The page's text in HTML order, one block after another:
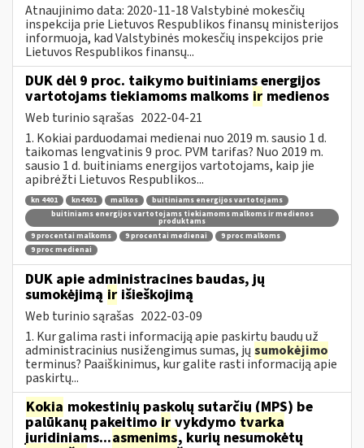
Atnaujinimo data: 2020-11-18 Valstybinė mokesčių
inspekcija prie Lietuvos Respublikos finansų ministerijos
informuoja, kad Valstybinės mokesčių inspekcijos prie
Lietuvos Respublikos finansų...
DUK dėl 9 proc. taikymo buitiniams energijos
vartotojams tiekiamoms malkoms ir medienos
Web turinio sąrašas 2022-04-21
1. Kokiai parduodamai medienai nuo 2019 m. sausio 1 d.
taikomas lengvatinis 9 proc. PVM tarifas? Nuo 2019 m.
sausio 1 d. buitiniams energijos vartotojams, kaip jie
apibrėžti Lietuvos Respublikos...
kn 4401 kn4401 malkos
buitiniams energijos vartotojams
buitiniams energijos vartotojams tiekiamoms malkoms ir medienos
produktams
9 procentai malkoms
9 procentai medienai
9 proc malkoms
9 proc medienai
DUK apie administracines baudas, jų
sumokėjimą ir išieškojimą
Web turinio sąrašas 2022-03-09
1. Kur galima rasti informaciją apie paskirtų baudų už
administracinius nusižengimus sumas, jų sumokėjimo
terminus? Paaiškinimus, kur galite rasti informaciją apie
paskirtų...
Kokia mokestinių paskolų sutarčių (MPS) be
palūkanų pakeitimo ir vykdymo tvarka
juridiniams...asmenims, kurių nesumokėtų